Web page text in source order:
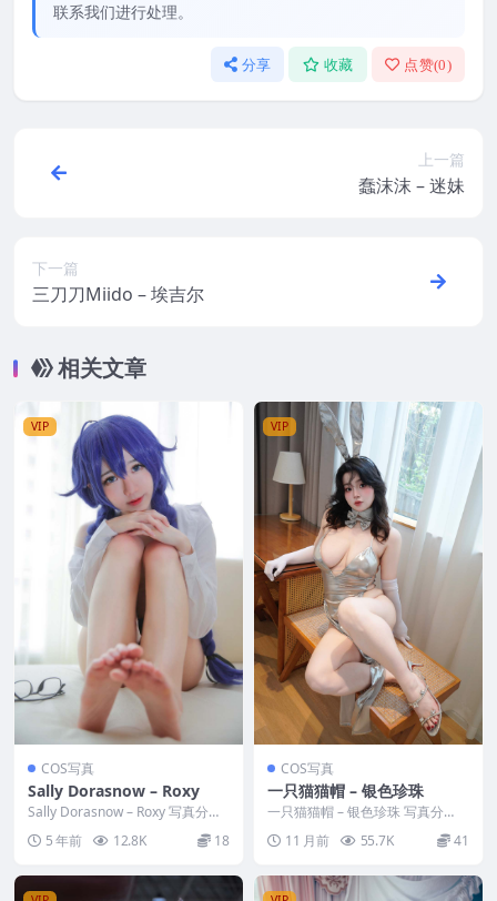
联系我们进行处理。
分享 收藏 点赞(0)
上一篇
蠢沫沫 – 迷妹
下一篇
三刀刀Miido – 埃吉尔
相关文章
VIP
COS写真
Sally Dorasnow – Roxy
Sally Dorasnow – Roxy 写真分
类：唯美，参与模特：Sally...
5 年前 12.8K 18
VIP
COS写真
一只猫猫帽 – 银色珍珠
一只猫猫帽 – 银色珍珠 写真分
类：唯美，参与模特：一只猫猫帽
[资源大小]：[...
11 月前 55.7K 41